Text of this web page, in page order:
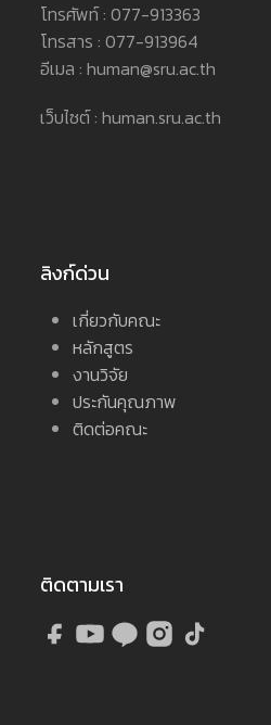
โทรศัพท์ : 077-913363
โทรสาร : 077-913964
อีเมล : human@sru.ac.th
เว็บไซต์ : human.sru.ac.th
ลิงก์ด่วน
เกี่ยวกับคณะ
หลักสูตร
งานวิจัย
ประกันคุณภาพ
ติดต่อคณะ
ติดตามเรา